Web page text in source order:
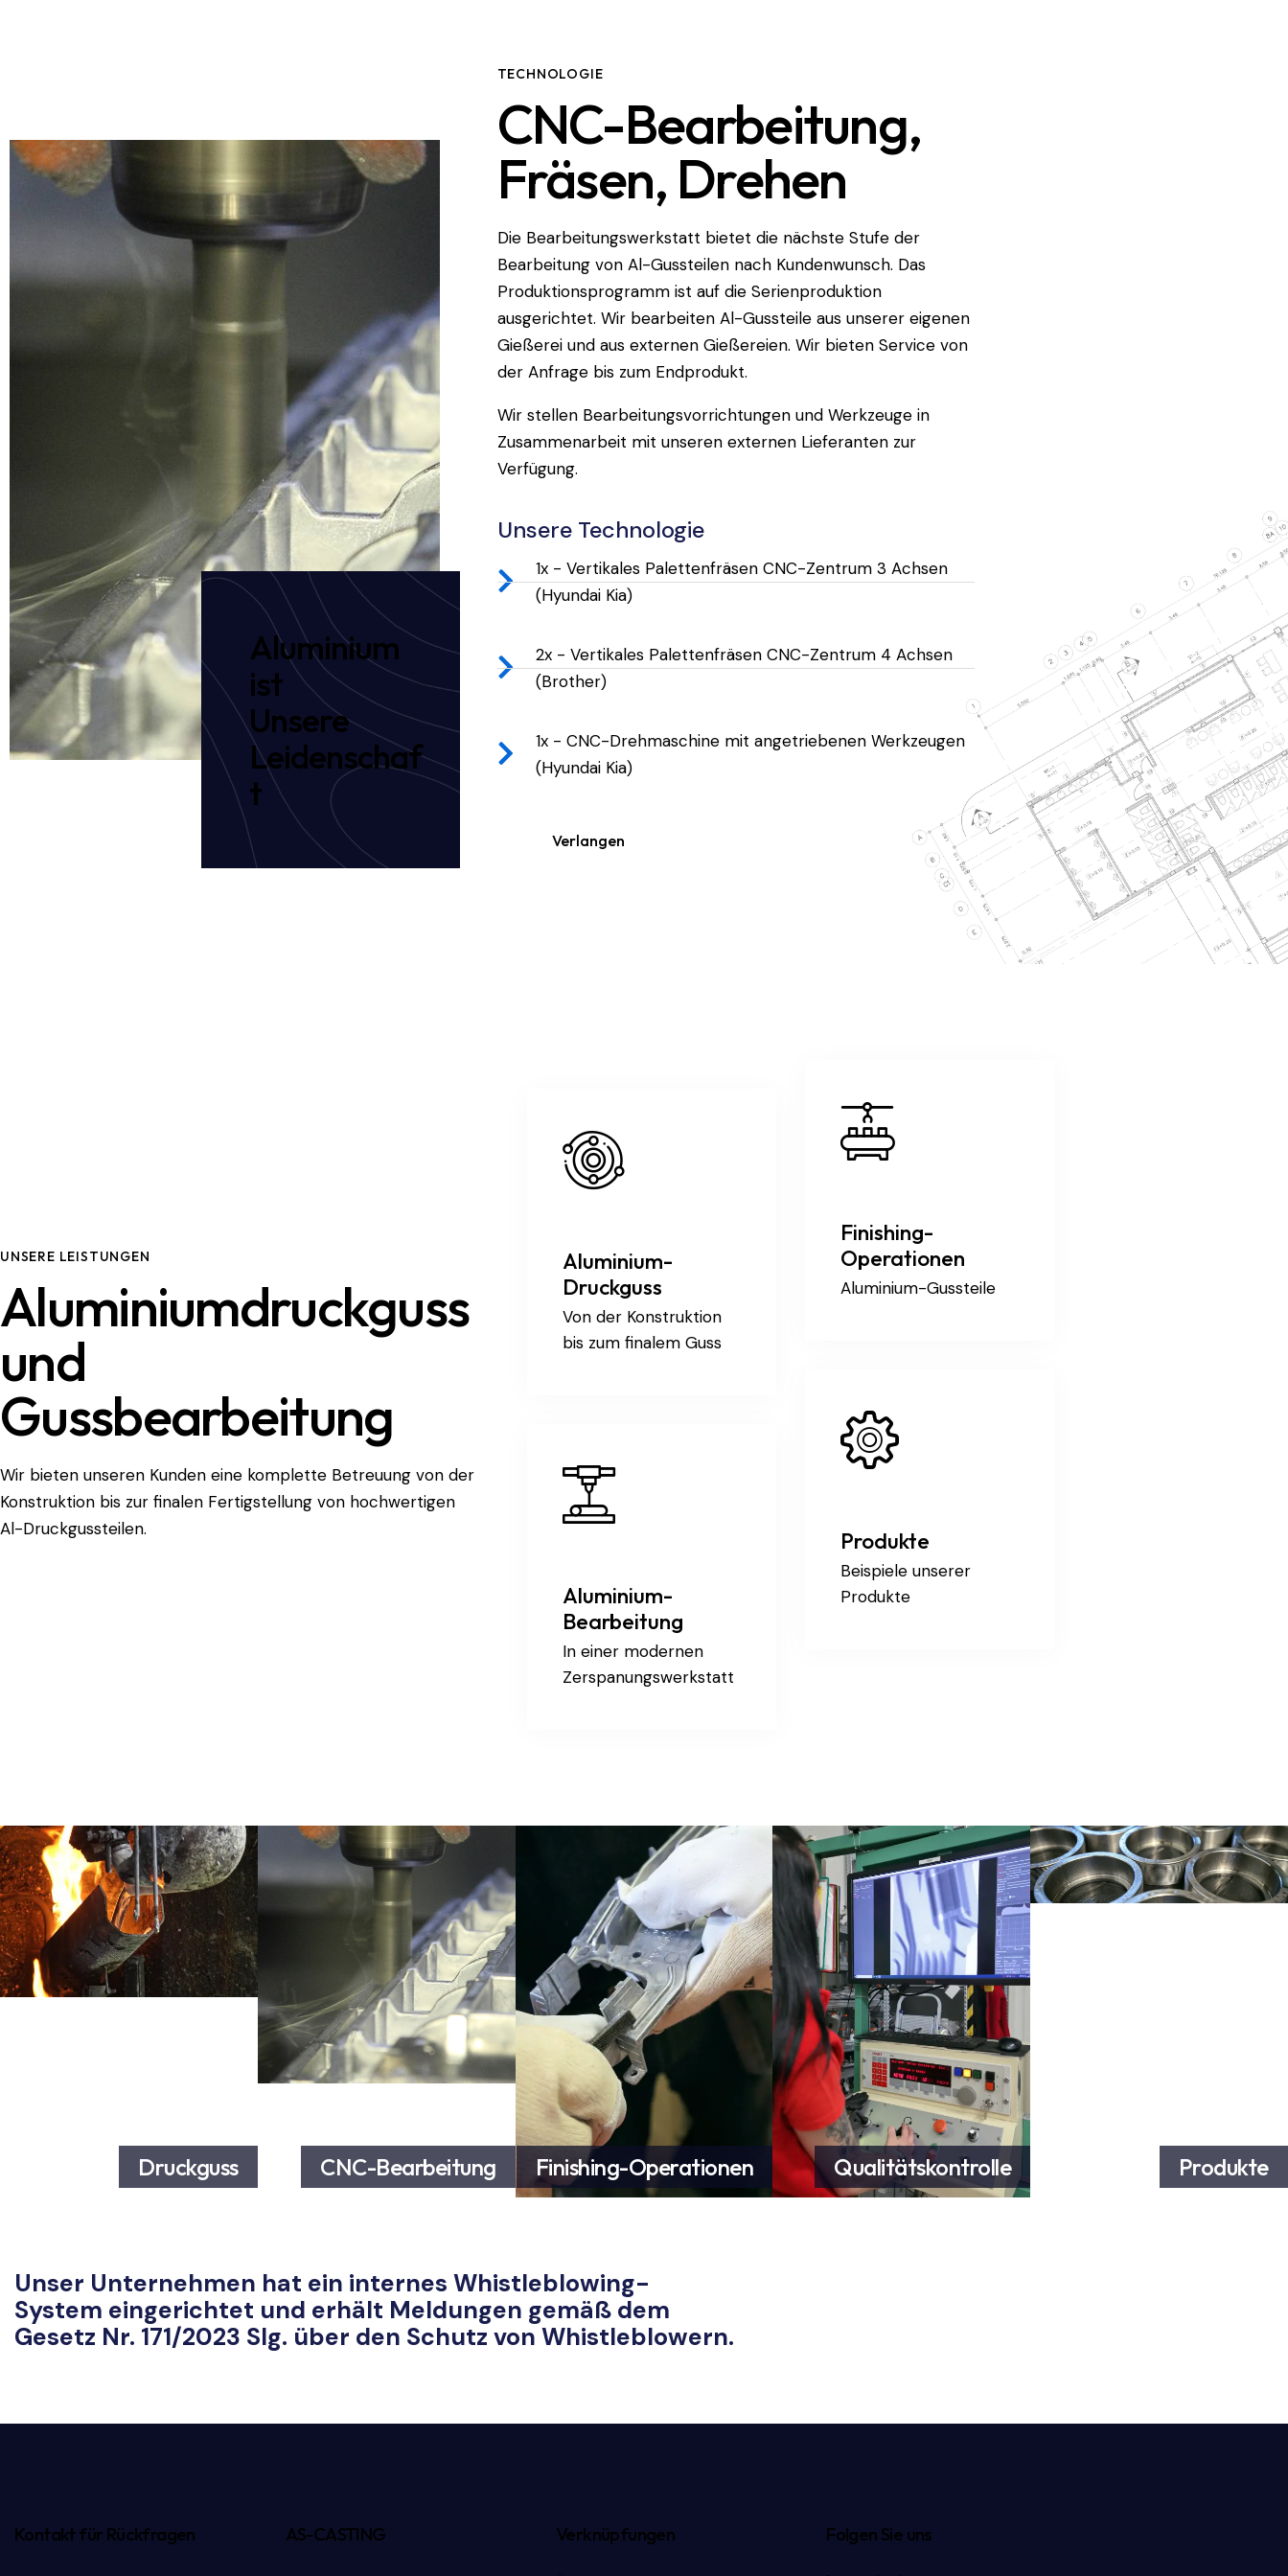
Aluminium
ist
Unsere
Leidenschaf
t
TECHNOLOGIE
CNC-Bearbeitung,
Fräsen, Drehen
Die Bearbeitungswerkstatt bietet die nächste Stufe der
Bearbeitung von Al-Gussteilen nach Kundenwunsch. Das
Produktionsprogramm ist auf die Serienproduktion
ausgerichtet. Wir bearbeiten Al-Gussteile aus unserer eigenen
Gießerei und aus externen Gießereien. Wir bieten Service von
der Anfrage bis zum Endprodukt.
Wir stellen Bearbeitungsvorrichtungen und Werkzeuge in
Zusammenarbeit mit unseren externen Lieferanten zur
Verfügung.
Unsere Technologie
1x - Vertikales Palettenfräsen CNC-Zentrum 3 Achsen
(Hyundai Kia)
2x - Vertikales Palettenfräsen CNC-Zentrum 4 Achsen
(Brother)
1x - CNC-Drehmaschine mit angetriebenen Werkzeugen
(Hyundai Kia)
Verlangen
UNSERE LEISTUNGEN
Aluminiumdruckguss
und
Gussbearbeitung
Wir bieten unseren Kunden eine komplette Betreuung von der
Konstruktion bis zur finalen Fertigstellung von hochwertigen
Al-Druckgussteilen.
Aluminium-
Druckguss
Von der Konstruktion
bis zum finalem Guss
Aluminium-
Bearbeitung
In einer modernen
Zerspanungswerkstatt
Finishing-
Operationen
Aluminium-Gussteile
Produkte
Beispiele unserer
Produkte
Druckguss CNC-Bearbeitung Finishing-Operationen Qualitätskontrolle Produkte
Unser Unternehmen hat ein internes Whistleblowing-
System eingerichtet und erhält Meldungen gemäß dem
Gesetz Nr. 171/2023 Slg. über den Schutz von Whistleblowern.
Kontakt für Rückfragen AS-CASTING Verknüpfungen Folgen Sie uns